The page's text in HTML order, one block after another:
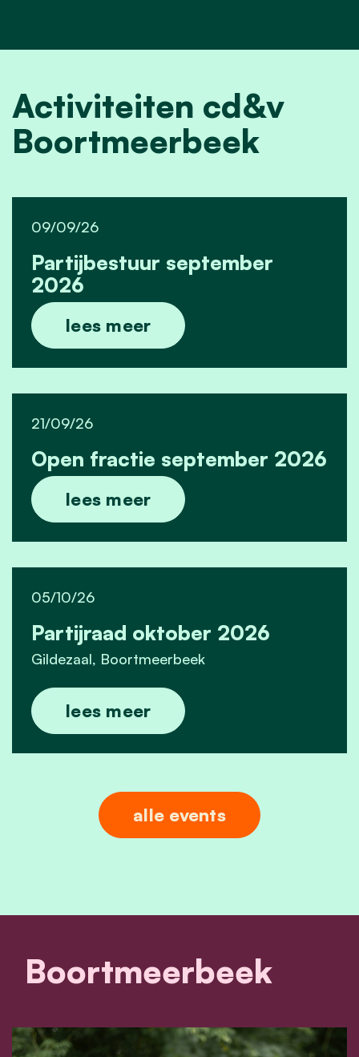
Activiteiten cd&v
Boortmeerbeek
Partijbestuur september
2026
09/09/26
lees meer
Open fractie september 2026
21/09/26
lees meer
Partijraad oktober 2026
05/10/26
Gildezaal, Boortmeerbeek
lees meer
alle events
Boortmeerbeek